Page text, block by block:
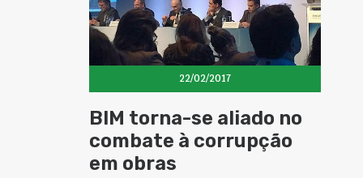
22/02/2017
BIM torna-se aliado no
combate à corrupção
em obras